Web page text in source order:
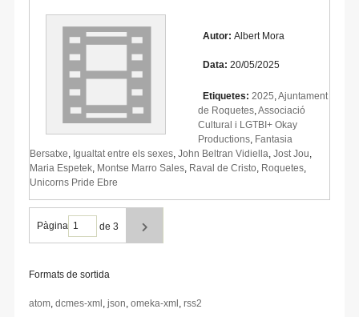
Autor: Albert Mora
Data: 20/05/2025
Etiquetes: 2025 Ajuntament
de Roquetes Associació
Cultural i LGTBI+ Okay
Productions Fantasia
Bersatxe Igualtat entre els sexes John Beltran Vidiella Jost Jou
Maria Espetek Montse Marro Sales Raval de Cristo Roquetes
Unicorns Pride Ebre
Pàgina de 3
Formats de sortida
atom dcmes-xml json omeka-xml rss2